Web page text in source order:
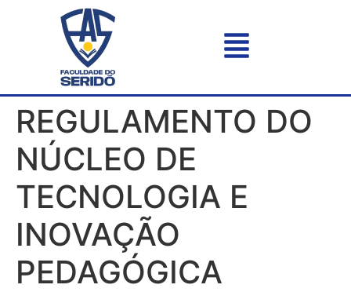
REGULAMENTO DO
NÚCLEO DE
TECNOLOGIA E
INOVAÇÃO
PEDAGÓGICA